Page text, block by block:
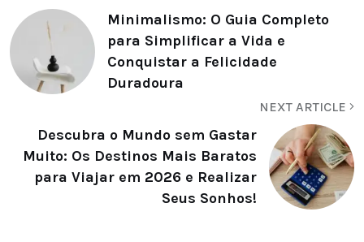
Minimalismo: O Guia Completo
para Simplificar a Vida e
Conquistar a Felicidade
Duradoura
NEXT ARTICLE
Descubra o Mundo sem Gastar
Muito: Os Destinos Mais Baratos
para Viajar em 2026 e Realizar
Seus Sonhos!